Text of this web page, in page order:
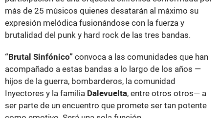
más de 25 músicos quienes desatarán al máximo su
expresión melódica fusionándose con la fuerza y
brutalidad del punk y hard rock de las tres bandas.
“Brutal Sinfónico”
convoca a las comunidades que han
acompañado a estas bandas a lo largo de los años —
hijos de la guerra, bombarderos, la comunidad
Inyectores y la familia Dalevuelta
ser parte de un encuentro que promete ser tan potente
como emotivo. Será una sola función.